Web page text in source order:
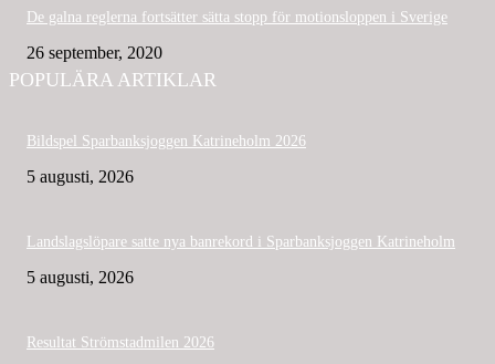
De galna reglerna fortsätter sätta stopp för motionsloppen i Sverige
26 september, 2020
POPULÄRA ARTIKLAR
Bildspel Sparbanksjoggen Katrineholm 2026
5 augusti, 2026
Landslagslöpare satte nya banrekord i Sparbanksjoggen Katrineholm
5 augusti, 2026
Resultat Strömstadmilen 2026